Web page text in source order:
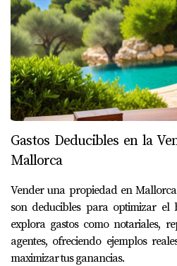
Gastos Deducibles en la
Mallorca
Vender una propiedad en
son deducibles para optimizar el
explora gastos como notariales,
agentes, ofreciendo ejemplos
maximizar tus ganancias.